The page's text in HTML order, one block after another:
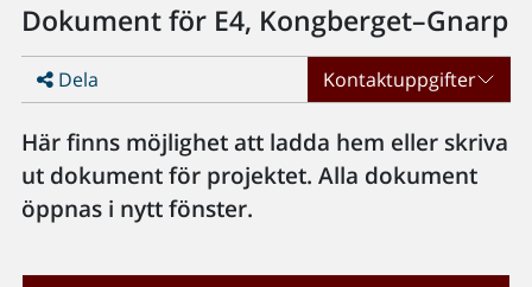
här:
Dokument för E4, Kongberget–Gnarp
Dela Kontaktuppgifter
Här finns möjlighet att ladda hem eller skriva
ut dokument för projektet. Alla dokument
öppnas i nytt fönster.